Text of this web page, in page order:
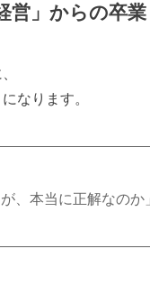
営」からの卒業
なります。
が、本当に正解なのか